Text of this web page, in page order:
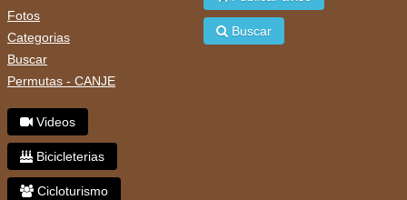
Fotos
Categorias
Buscar
Permutas - CANJE
Videos
Bicicleterias
Cicloturismo
Buscar